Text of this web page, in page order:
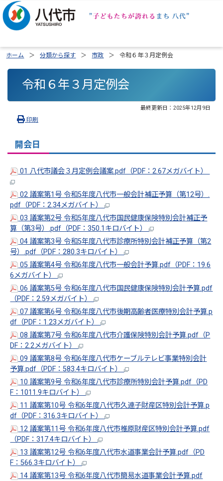
ホーム 分類から探す 市政 令和６年３月定例会
令和６年３月定例会
最終更新日： 2025年12月9日
印刷
開会日
01 八代市議会３月定例会議案.pdf（PDF：2.67メガバイト）
02 議案第1号 令和5年度八代市一般会計補正予算（第12号）.
pdf（PDF：2.34メガバイト）
03 議案第2号 令和5年度八代市国民健康保険特別会計補正予
算（第3号）.pdf（PDF：350.1キロバイト）
04 議案第3号 令和5年度八代市診療所特別会計補正予算（第2
号）.pdf（PDF：280.3キロバイト）
05 議案第4号 令和6年度八代市一般会計予算.pdf（PDF：19.6
6メガバイト）
06 議案第5号 令和6年度八代市国民健康保険特別会計予算.pdf
（PDF：2.59メガバイト）
07 議案第6号 令和6年度八代市後期高齢者医療特別会計予算.p
df（PDF：1.23メガバイト）
08 議案第7号 令和6年度八代市介護保険特別会計予算.pdf（P
DF：2.2メガバイト）
09 議案第8号 令和6年度八代市ケーブルテレビ事業特別会計
予算.pdf（PDF：583.4キロバイト）
10 議案第9号 令和6年度八代市診療所特別会計予算.pdf（PD
F：1011.9キロバイト）
11 議案第10号 令和6年度八代市久連子財産区特別会計予算.p
df（PDF：316.3キロバイト）
12 議案第11号 令和6年度八代市椎原財産区特別会計予算.pdf
（PDF：317.4キロバイト）
13 議案第12号 令和6年度八代市水道事業会計予算.pdf（PD
F：566.3キロバイト）
14 議案第13号 令和6年度八代市簡易水道事業会計予算.pdf